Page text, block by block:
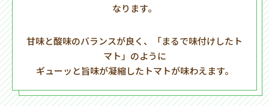
なります。
甘味と酸味のバランスが良く、「まるで味付けしたト
マト」のように
ギューッと旨味が凝縮したトマトが味わえます。